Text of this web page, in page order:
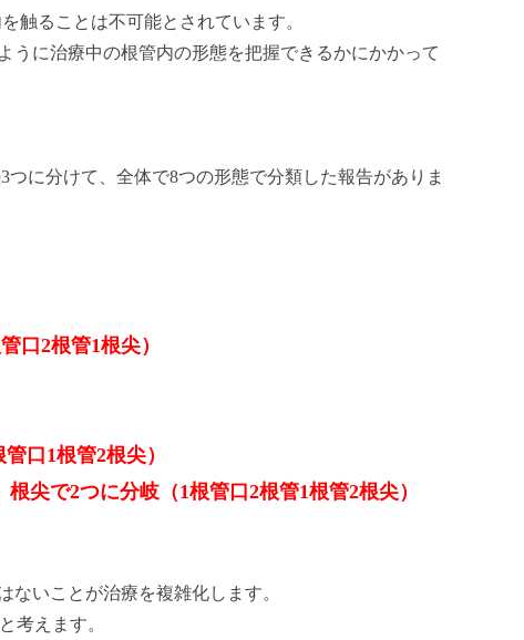
触ることは不可能とされています。
うに治療中の根管内の形態を把握できるかにかかって
に分けて、全体で8つの形態で分類した報告がありま
口2根管1根尖）
口1根管2根尖）
尖で2つに分岐（1根管口2根管1根管2根尖）
いことが治療を複雑化します。
考えます。